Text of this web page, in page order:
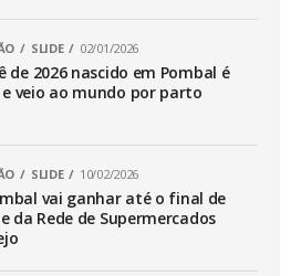
SLIDE 02/01/2026
de 2026 nascido em Pombal é
veio ao mundo por parto
SLIDE 10/02/2026
vai ganhar até o final de
da Rede de Supermercados